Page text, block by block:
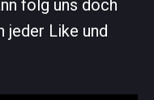
folg uns doch
jeder Like und